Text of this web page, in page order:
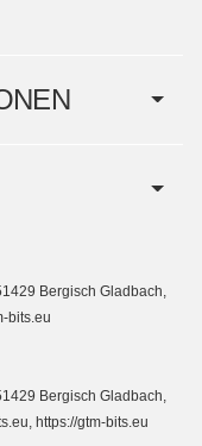
Bergisch Gladbach,
bits.eu
Bergisch Gladbach,
https://gtm-bits.eu